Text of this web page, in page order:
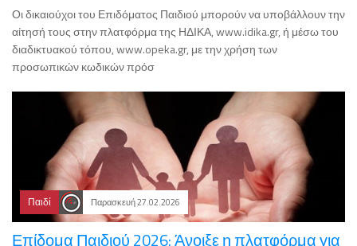
Οι δικαιούχοι του Επιδόματος Παιδιού μπορούν να υποβάλλουν την
αίτησή τους στην πλατφόρμα της ΗΔΙΚΑ, www.idika.gr, ή μέσω του
διαδικτυακού τόπου, www.opeka.gr, με την χρήση των
προσωπικών κωδικών πρόσ
Παιδί Παρασκευή 27.02.2026
Επίδομα Παιδιού 2026: Άνοιξε η πλατφόρμα για